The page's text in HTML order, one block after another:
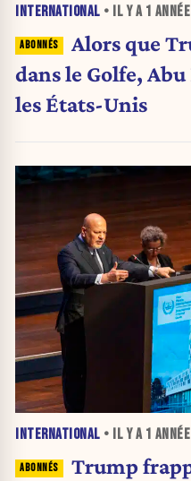
INTERNATIONAL • IL Y A 1 ANNÉE
Alors que
dans le Golfe,
les États-Unis
INTERNATIONAL • IL Y A 1 ANNÉE
Trump